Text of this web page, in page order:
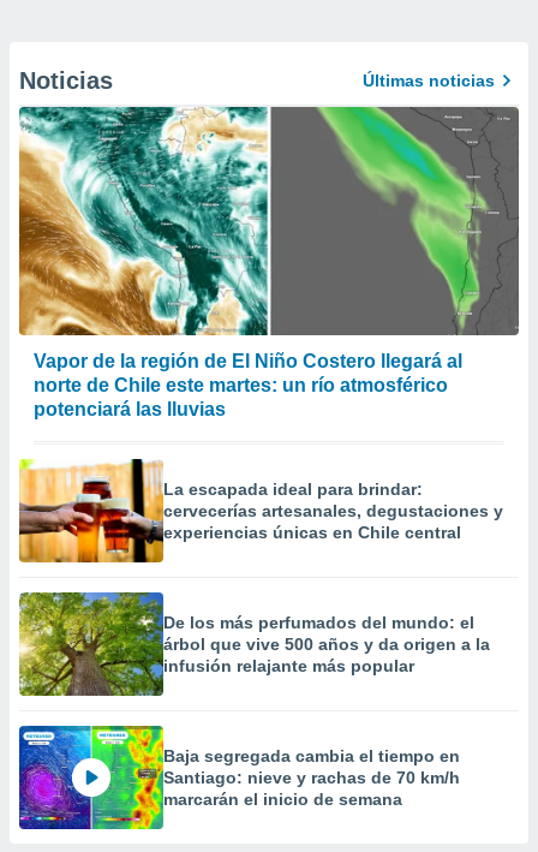
Noticias Últimas noticias
Vapor de la región de El Niño Costero llegará al
norte de Chile este martes: un río atmosférico
potenciará las lluvias
La escapada ideal para brindar:
cervecerías artesanales, degustaciones y
experiencias únicas en Chile central
De los más perfumados del mundo: el
árbol que vive 500 años y da origen a la
infusión relajante más popular
Baja segregada cambia el tiempo en
Santiago: nieve y rachas de 70 km/h
marcarán el inicio de semana